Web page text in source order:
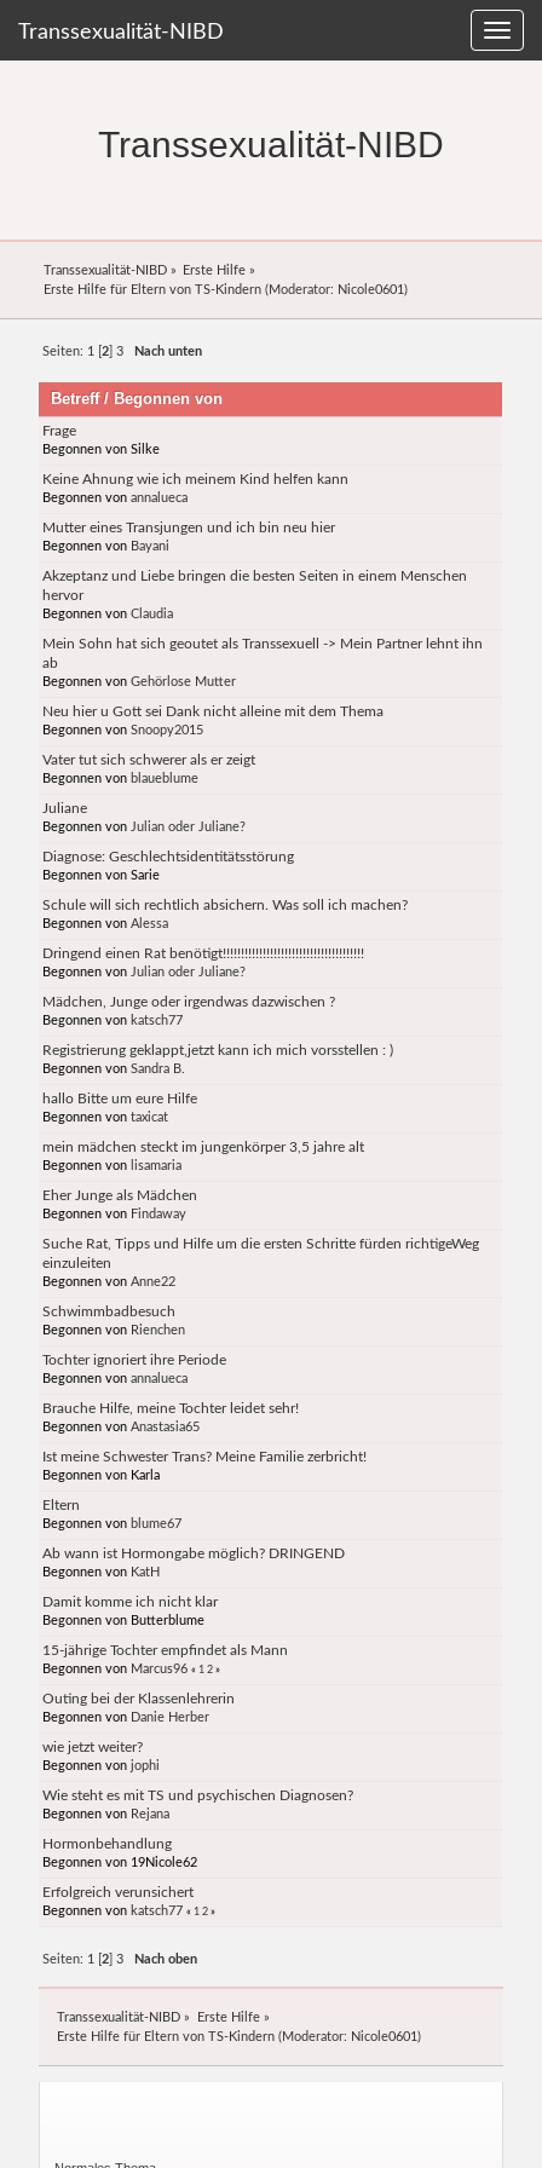
Transsexualität-NIBD
Transsexualität-NIBD
Transsexualität-NIBD» Erste Hilfe »
Erste Hilfe für Eltern von TS-Kindern(Moderator: Nicole0601 )
Seiten: 1 2] 3 Nach unten
Betreff/ Begonnen von
Frage
Begonnen von Silke
Keine Ahnung wie ich meinem Kind helfen kann
Begonnen vonannalueca
Mutter eines Transjungen und ich bin neu hier
Begonnen von Bayani
Akzeptanz und Liebe bringen die besten Seiten in einem Menschen
hervor
Begonnen vonClaudia
Mein Sohn hat sich geoutet als Transsexuell -> Mein Partner lehnt ihn
ab
Begonnen vonGehörlose Mutter
Neu hier u Gott sei Dank nicht alleine mit dem Thema
Begonnen vonSnoopy2015
Vater tut sich schwerer als er zeigt
Begonnen von blaueblume
Juliane
Begonnen von Julian oder Juliane?
Diagnose: Geschlechtsidentitätsstörung
Begonnen von Sarie
Schule will sich rechtlich absichern. Was soll ich machen?
Begonnen vonAlessa
Dringend einen Rat benötigt!!!!!!!!!!!!!!!!!!!!!!!!!!!!!!!!!!!!!!!
Begonnen von Julian oder Juliane?
Mädchen, Junge oder irgendwas dazwischen ?
Begonnen von katsch77
Registrierung geklappt,jetzt kann ich mich vorsstellen : )
Begonnen vonSandra B.
hallo Bitte um eure Hilfe
Begonnen vontaxicat
mein mädchen steckt im jungenkörper 3,5 jahre alt
Begonnen von lisamaria
Eher Junge als Mädchen
Begonnen von Findaway
Suche Rat, Tipps und Hilfe um die ersten Schritte fürden richtigeWeg
einzuleiten
Begonnen vonAnne22
Schwimmbadbesuch
Begonnen von Rienchen
Tochter ignoriert ihre Periode
Begonnen vonannalueca
Brauche Hilfe, meine Tochter leidet sehr!
Begonnen vonAnastasia65
Ist meine Schwester Trans? Meine Familie zerbricht!
Begonnen von Karla
Eltern
Begonnen von blume67
Ab wann ist Hormongabe möglich? DRINGEND
Begonnen von KatH
Damit komme ich nicht klar
Begonnen von Butterblume
15-jährige Tochter empfindet als Mann
Begonnen von Marcus96 « 1 2 »
Outing bei der Klassenlehrerin
Begonnen von Danie Herber
wie jetzt weiter?
Begonnen vonjophi
Wie steht es mit TS und psychischen Diagnosen?
Begonnen von Rejana
Hormonbehandlung
Begonnen von 19Nicole62
Erfolgreich verunsichert
Begonnen von katsch77 « 1 2 »
Seiten: 1 2] 3 Nach oben
Transsexualität-NIBD » Erste Hilfe»
Erste Hilfe für Eltern von TS-Kindern (Moderator: Nicole0601)